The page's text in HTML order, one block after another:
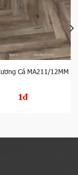
Cá MA211/12MM
1đ